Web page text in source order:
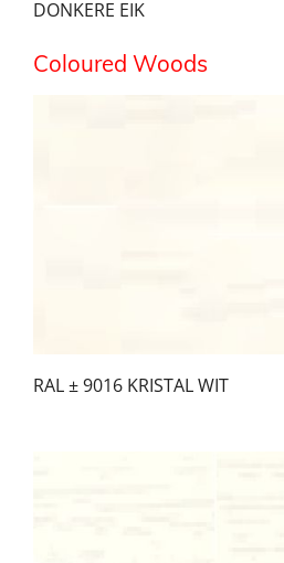
DONKERE EIK
Coloured Woods
RAL ± 9016 KRISTAL WIT